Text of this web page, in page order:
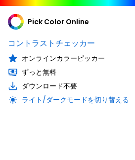
Pick Color Online
コントラストチェッカー
オンラインカラーピッカー
ずっと無料
ダウンロード不要
ライト/ダークモードを切り替える